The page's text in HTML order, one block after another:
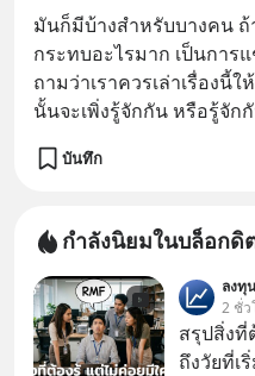
มันก็มีบ้างสำหรับบางคน ถ้
กระทบอะไรมาก เป็นการ
ถามว่าเราควรเล่าเรื่อง
นั้นจะเพิ่งรู้จักกัน หรือรู้จัก
บันทึก
กำลังนิยมในบล็อกดิ
ลงทุ
2 ชั่ว
สรุปสิ่งที่
ถึงวัยที่เ